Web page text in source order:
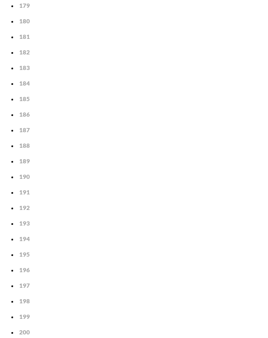
179
180
181
182
183
184
185
186
187
188
189
190
191
192
193
194
195
196
197
198
199
200